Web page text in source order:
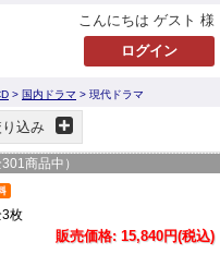
こんにちは ゲスト 様
> 国内ドラマ > 現代ドラマ
込み
301 商品中）
3枚
販売価格: 15,840円(税込)